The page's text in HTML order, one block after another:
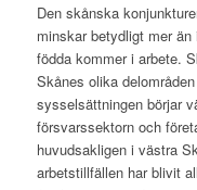
Den skånska
minskar betydligt mer
födda kommer i arbete.
Skånes olika
sysselsättningen börjar
försvarssektorn och
huvudsakligen i västra
arbetstillfällen har blivit